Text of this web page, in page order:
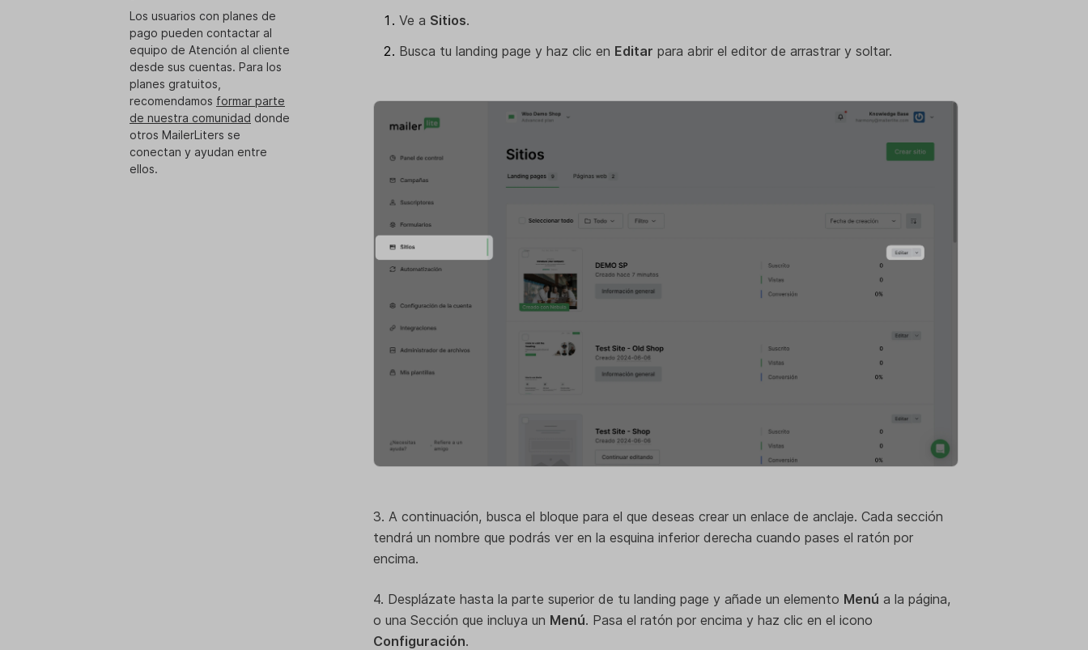
Los usuarios con planes de
pago pueden contactar al
equipo de Atención al cliente
desde sus cuentas. Para los
planes gratuitos,
recomendamos formar parte
de nuestra comunidad donde
otros MailerLiters se
conectan y ayudan entre
ellos.
Ve a Sitios.
Busca tu landing page y haz clic en Editar para abrir el editor de arrastrar y soltar.
3. A continuación, busca el bloque para el que deseas crear un enlace de anclaje. Cada sección
tendrá un nombre que podrás ver en la esquina inferior derecha cuando pases el ratón por
encima.
4. Desplázate hasta la parte superior de tu landing page y añade un elemento Menú a la página,
o una Sección que incluya un Menú. Pasa el ratón por encima y haz clic en el icono
Configuración.